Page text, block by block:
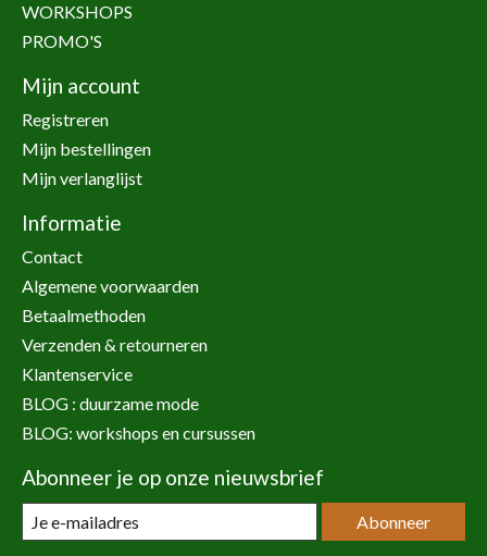
WORKSHOPS
PROMO'S
Mijn account
Registreren
Mijn bestellingen
Mijn verlanglijst
Informatie
Contact
Algemene voorwaarden
Betaalmethoden
Verzenden & retourneren
Klantenservice
BLOG : duurzame mode
BLOG: workshops en cursussen
Abonneer je op onze nieuwsbrief
Abonneer